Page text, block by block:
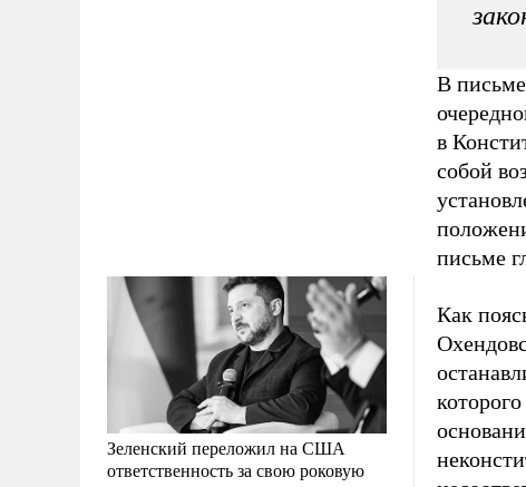
Зеленский переложил на США
ответственность за свою роковую
В
в
собой
письме
Как